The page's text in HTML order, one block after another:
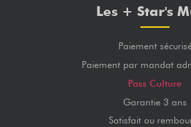
Les + Star's
Paiement
Paiement par mandat
Pass Culture
Garantie 3 ans
Satisfait ou